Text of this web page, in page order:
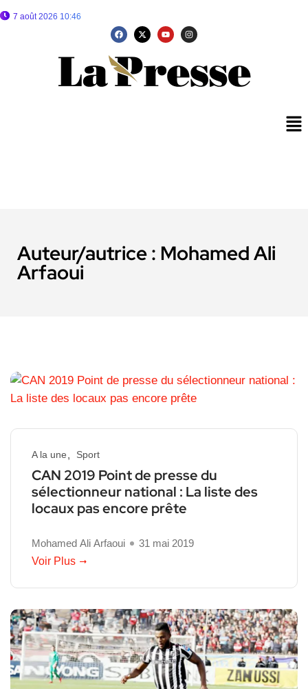
7 août 2026 10:46
Auteur/autrice : Mohamed Ali
Arfaoui
A la une Sport
CAN 2019 Point de presse du
sélectionneur national : La liste des
locaux pas encore prête
Mohamed Ali Arfaoui
31 mai 2019
Voir Plus